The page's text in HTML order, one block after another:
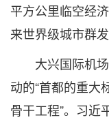
平方公里临空经
来世界级城市群
大兴国际机场
动的“首都的重大
骨干工程”。习近